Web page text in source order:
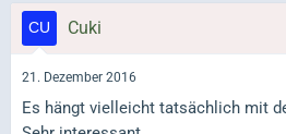
Cuki
21. Dezember 2016
Es hängt vielleicht tatsächlich mit